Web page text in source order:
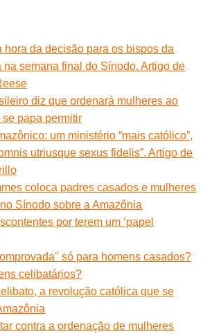
hora da decisão para os bispos da
na semana final do Sínodo. Artigo de
diz que ordenará mulheres ao
papa permitir
um ministério “mais católico”,
utriusque sexus fidelis”. Artigo de
coloca padres casados e mulheres
Sínodo sobre a Amazônia
por terem um ‘papel
só para homens casados?
celibatários?
a revolução católica que se
contra a ordenação de mulheres